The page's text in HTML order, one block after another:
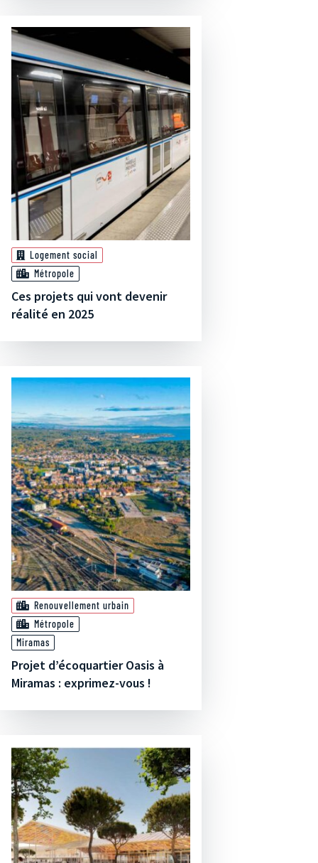
Logement social
Métropole
Ces projets qui vont devenir
réalité en 2025
Renouvellement urbain
Métropole
Miramas
Projet d’écoquartier Oasis à
Miramas : exprimez-vous !